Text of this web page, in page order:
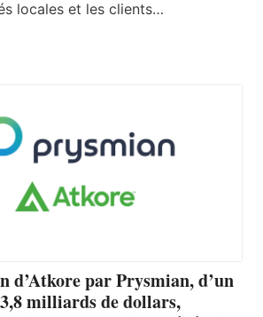
locales et les clients…
d’Atkore par Prysmian, d’un
milliards de dollars,